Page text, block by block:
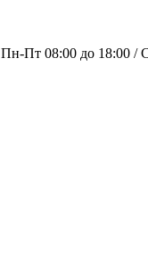
Пн-Пт 08:00 до 18:00 /